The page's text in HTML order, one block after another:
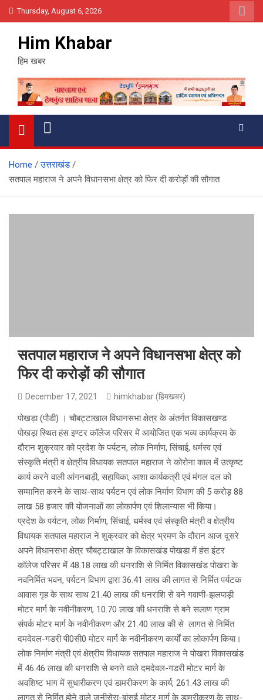
Skip
to
content
Thursday, August 6, 2026
Him Khabar
हिम खबर
Home
उत्तराखंड
सतपाल महाराज ने अपने विधानसभा क्षेत्र को फिर दी करोड़ों की सौगात
सतपाल महाराज ने अपने विधानसभा क्षेत्र को
फिर दी करोड़ों की सौगात
December 17, 2021 himkhabar (हिमखबर)
पोखड़ा (पौडी) । चौबट्टाखाल विधानसभा क्षेत्र के अंतर्गत विकासखण्ड
पोखड़ा स्थित हंस इण्टर कॉलेज परिसर में आयोजित एक भव्य कार्यक्रम के
दौरान शुक्रवार को प्रदेश के पर्यटन, लोक निर्माण, सिंचाई, धर्मस्व एवं
संस्कृति मंत्री व क्षेत्रीय विधायक सतपाल महाराज ने कोरोना काल में उत्कृष्ट
कार्य करने वाली आंगनबाड़ी, सहायिका, आशा कार्यकत्री एवं मंगल दल को
सम्मानित करने के साथ-साथ पर्यटन एवं लोक निर्माण विभाग की 5 करोड़ 88
लाख 58 हजार की योजनाओं का लोकार्पण एवं शिलान्यास भी किया।
प्रदेश के पर्यटन, लोक निर्माण, सिंचाई, धर्मस्व एवं संस्कृति मंत्री व क्षेत्रीय
विधायक सतपाल महाराज ने शुक्रवार को क्षेत्र भ्रमण के दौरान आज दूसरे
अपने विधानसभा क्षेत्र चौबट्टाखाल के विकासखंड पोखडा में हंस इंटर
कॉलेज परिसर में 48.18 लाख की धनराशि से निर्मित विकासखंड पोखरा के
नवनिर्मित भवन, पर्यटन विभाग द्वारा 36.41 लाख की लागत से निर्मित पर्यटक
आवास गृह के साथ साथ 21.40 लाख की धनराशि से बने गवाणी-झलपाड़ी
मोटर मार्ग के नवीनीकरण, 10.70 लाख की धनराशि से बने सलाण ग्राम
संपर्क मोटर मार्ग के नवीनीकरण और 21.40 लाख की से लागत से निर्मित
दमदेवल-गडरी पी0सी0 मोटर मार्ग के नवीनीकरण कार्यों का लोकार्पण किया।
लोक निर्माण मंत्री एवं क्षेत्रीय विधायक सतपाल महाराज ने पोखरा विकासखंड
में 46.46 लाख की धनराशि से बनने वाले दमदेवल-गडरी मोटर मार्ग के
अवशिष्ट भाग में सुधारीकरण एवं डामरीकरण के कार्य, 261.43 लाख की
लागत से निर्मित होने वाले जूनीसेरा-बांसई मोटर मार्ग के डामरीकरण के साथ-